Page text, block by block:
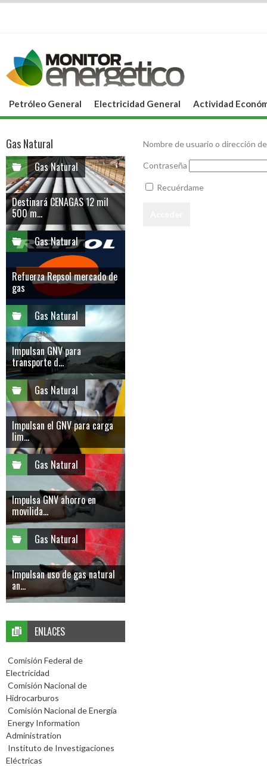
Petróleo General Electricidad General Actividad
Nombre de usuario o dirección
Contraseña
Recuérdame
Gas Natural
Gas Natural
Destinará CENAGAS 12 mil
500 m...
Gas Natural
Refuerza Repsol mercado de
gas
Gas Natural
Impulsan GNV para
transporte d...
Gas Natural
Impulsan el GNV para carga
lim...
Gas Natural
Impulsa GNV ahorro en
movilida...
Gas Natural
Impulsan uso de gas natural
an...
ENLACES
Comisión Federal de
Electricidad
Comisión Nacional de
Hidrocarburos
Comisión Nacional de Energía
Energy Information
Administration
Instituto de Investigaciones
Eléctricas